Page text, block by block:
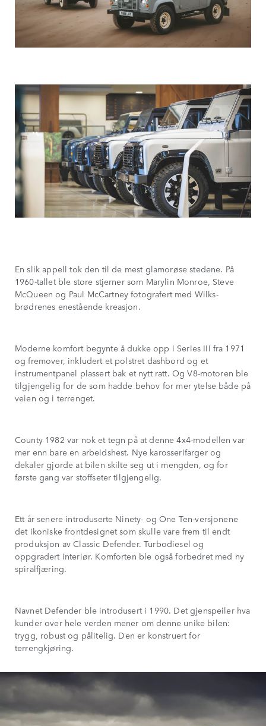
En slik appell tok den til de mest glamorøse stedene. På
1960-tallet ble store stjerner som Marylin Monroe, Steve
McQueen og Paul McCartney fotografert med Wilks-
brødrenes enestående kreasjon.
Moderne komfort begynte å dukke opp i Series III fra 1971
og fremover, inkludert et polstret dashbord og et
instrumentpanel plassert bak et nytt ratt. Og V8-motoren ble
tilgjengelig for de som hadde behov for mer ytelse både på
veien og i terrenget.
County 1982 var nok et tegn på at denne 4x4-modellen var
mer enn bare en arbeidshest. Nye karosserifarger og
dekaler gjorde at bilen skilte seg ut i mengden, og for
første gang var stoffseter tilgjengelig.
Ett år senere introduserte Ninety- og One Ten-versjonene
det ikoniske frontdesignet som skulle vare frem til endt
produksjon av Classic Defender. Turbodiesel og
oppgradert interiør. Komforten ble også forbedret med ny
spiralfjæring.
Navnet Defender ble introdusert i 1990. Det gjenspeiler hva
kunder over hele verden mener om denne unike bilen:
trygg, robust og pålitelig. Den er konstruert for
terrengkjøring.